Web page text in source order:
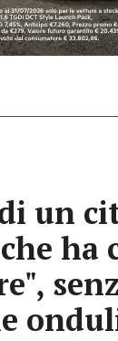
di un
ha